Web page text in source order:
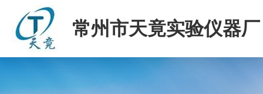
常州市天竟实验仪器厂